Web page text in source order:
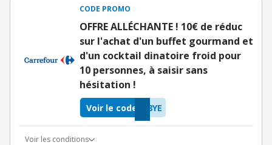
CODE PROMO
OFFRE ALLÉCHANTE ! 10€ de réduc
sur l'achat d'un buffet gourmand et
d'un cocktail dinatoire froid pour
10 personnes, à saisir sans
hésitation !
8YE
Voir le code
Voir les conditions